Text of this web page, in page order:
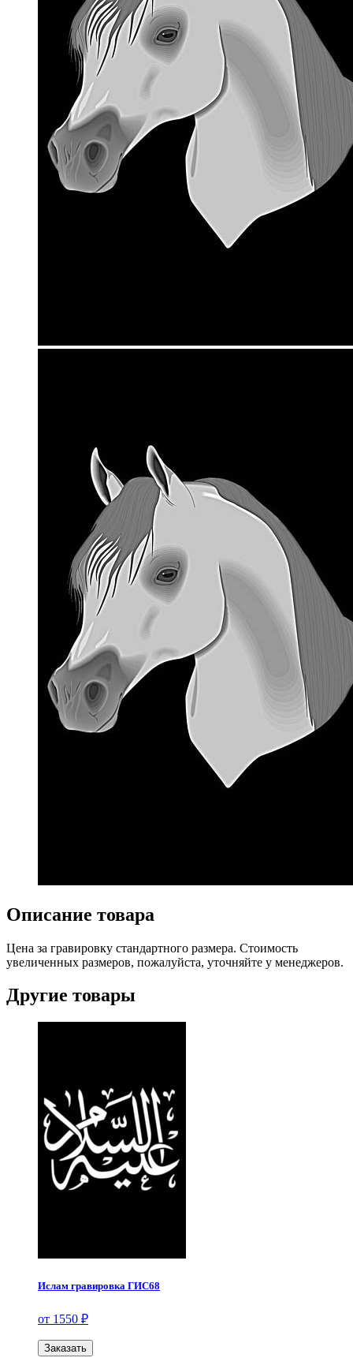
Описание товара
Цена за гравировку стандартного размера. Стоимость
увеличенных размеров, пожалуйста, уточняйте у менеджеров.
Другие товары
Ислам гравировка ГИС68
от 1550 ₽
Заказать